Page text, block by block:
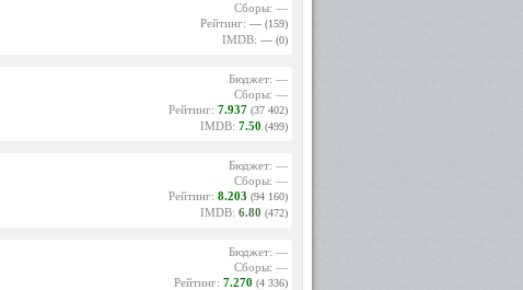
Сборы: —
Рейтинг: — (159)
IMDB: — (0)
Бюджет: —
Сборы: —
Рейтинг: 7.937 (37 402)
IMDB: 7.50 (499)
Бюджет: —
Сборы: —
Рейтинг: 8.203 (94 160)
IMDB: 6.80 (472)
Бюджет: —
Сборы: —
Рейтинг: 7.270 (4 336)